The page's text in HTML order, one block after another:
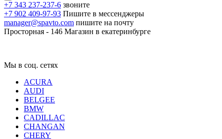
+7 343 237-237-6 звоните
+7 902 409-97-93 Пишите в мессенджеры
manager@spavto.com пишите на почту
Просторная - 146 Магазин в екатеринбурге
Мы в соц. сетях
ACURA
AUDI
BELGEE
BMW
CADILLAC
CHANGAN
CHERY